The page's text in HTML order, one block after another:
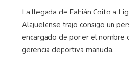
La llegada de Fabián Coito a
Alajuelense trajo consigo un
encargado de poner el nombre
gerencia deportiva manuda.